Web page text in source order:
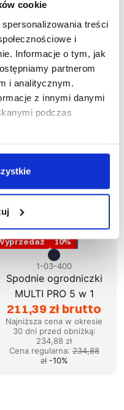
cookie
treści
i
Informacje o tym, jak
partnerom
i analitycznym.
z innymi danymi
podczas
1-03-490
295,36 zł brutto
10%
1-03-400
Spodnie ogrodniczki
MULTI PRO 5 w 1
211,39 zł brutto
Najniższa cena w okresie
30 dni przed obniżką:
234,88 zł
Cena regularna:234,88
zł -10%